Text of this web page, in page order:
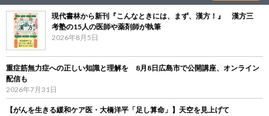
現代書林から新刊『こんなときには、まず、漢方！』 漢方三
考塾の15人の医師や薬剤師が執筆
2026年8月5日
重症筋無力症への正しい知識と理解を 8月8日広島市で公開講座、オンライン
配信も
2026年7月31日
【がんを生きる緩和ケア医・大橋洋平「足し算命」】天空を見上げて